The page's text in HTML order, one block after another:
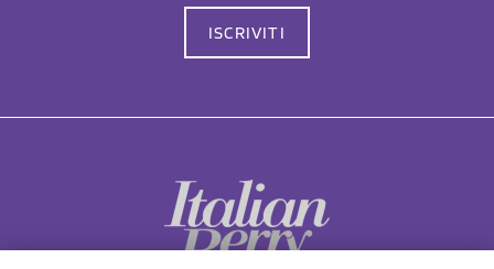
ISCRIVITI